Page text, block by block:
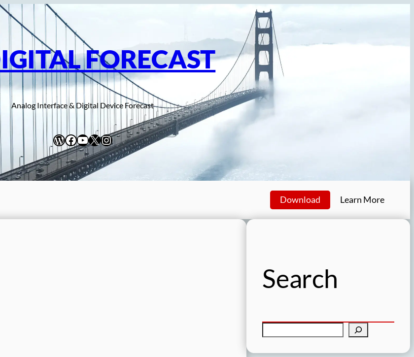
FORECAST
Analog Interface & Digital Device Forecast
WordPress
Facebook
YouTube
X Instagram
Download Learn More
Search